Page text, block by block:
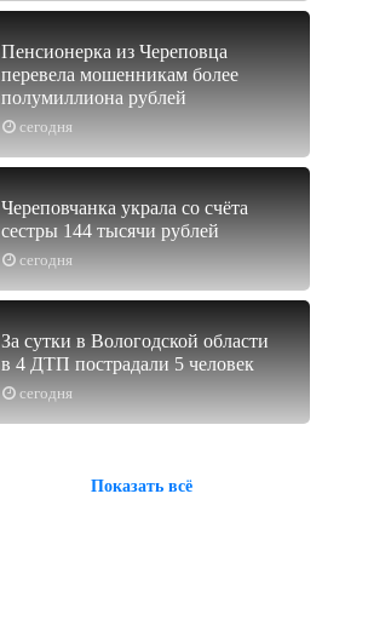
сегодня
Пенсионерка из Череповца
перевела мошенникам более
полумиллиона рублей
сегодня
Череповчанка украла со счёта
сестры 144 тысячи рублей
сегодня
За сутки в Вологодской области
в 4 ДТП пострадали 5 человек
Показать всё